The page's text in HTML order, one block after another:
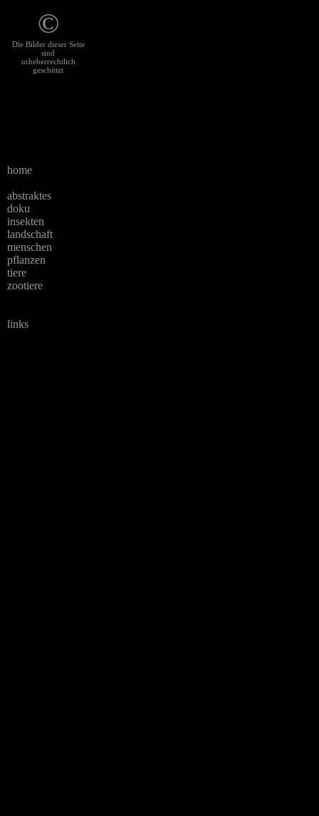
©
Die Bilder dieser Seite
sind
urheberrechtlich
geschützt
home
abstraktes
doku
insekten
landschaft
menschen
pflanzen
tiere
zootiere
links